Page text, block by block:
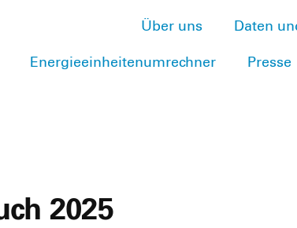
Über uns Daten
Energieeinheitenumrechner Presse
2025